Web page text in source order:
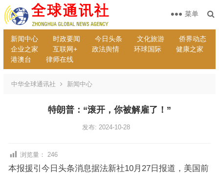
新闻中心 时政要闻 今日头条 文化旅游
侨界动态
企业之家
互联网+ 政法舆情 环球国际
健康之家
港澳台
律师在线
菜单
中华全球通讯社 新闻中心
特朗普：“滚开，你被解雇了！”
发布: 2024-10-28
浏览量： 246
本报援引今日头条消息据法新社10月27日报道，美国前